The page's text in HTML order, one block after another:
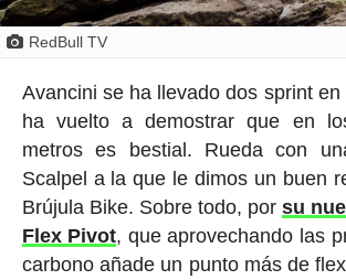
RedBull TV
Avancini se ha llevado dos sprint
ha vuelto a demostrar que en
metros es bestial. Rueda con
Scalpel a la que le dimos un buen
Brújula Bike. Sobre todo, porsu
Flex Pivot, que aprovechando las
carbono añade un punto más de